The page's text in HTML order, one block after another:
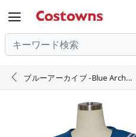

 ブルーアーカイブ -Blue Arch...